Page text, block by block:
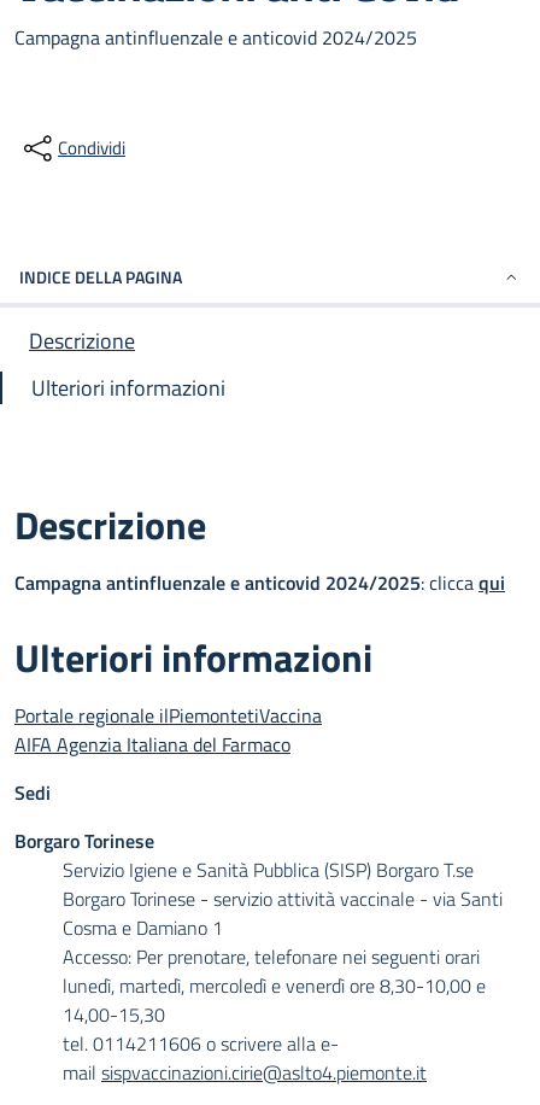
Campagna antinfluenzale e anticovid 2024/2025
Condividi
INDICE DELLA PAGINA
Descrizione
Ulteriori informazioni
Descrizione
Campagna antinfluenzale e anticovid 2024/2025: cliccaqui
Ulteriori informazioni
Portale regionale ilPiemontetiVaccina
AIFA Agenzia Italiana del Farmaco
Sedi
Borgaro Torinese
Servizio Igiene e Sanità Pubblica (SISP) Borgaro T.se
Borgaro Torinese - servizio attività vaccinale - via Santi
Cosma e Damiano 1
Accesso: Per prenotare, telefonare nei seguenti orari
lunedì, martedì, mercoledì e venerdì ore 8,30-10,00 e
14,00-15,30
tel. 0114211606 o scrivere alla e-
mail sispvaccinazioni.cirie@aslto4.piemonte.it